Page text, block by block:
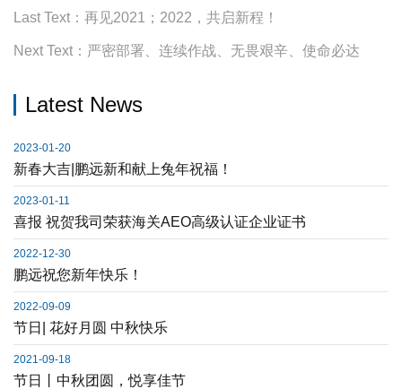
Last Text：再见2021；2022，共启新程！
Next Text：严密部署、连续作战、无畏艰辛、使命必达
Latest News
2023-01-20
新春大吉|鹏远新和献上兔年祝福！
2023-01-11
喜报 祝贺我司荣获海关AEO高级认证企业证书
2022-12-30
鹏远祝您新年快乐！
2022-09-09
节日| 花好月圆 中秋快乐
2021-09-18
节日丨中秋团圆，悦享佳节